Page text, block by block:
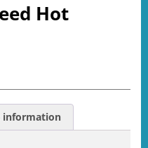
Hot
information